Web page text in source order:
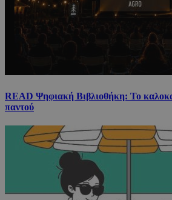
READ Ψηφιακή Βιβλιοθήκη: Το
παντού